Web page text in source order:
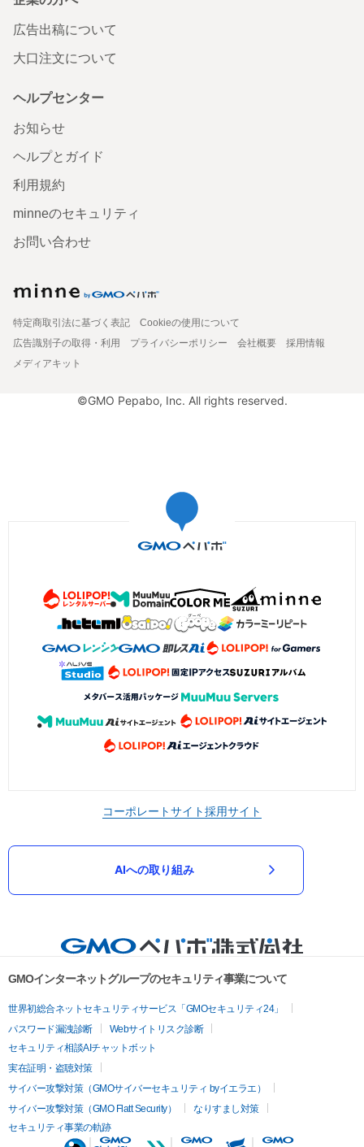
広告出稿について
大口注文について
ヘルプセンター
お知らせ
ヘルプとガイド
利用規約
minneのセキュリティ
お問い合わせ
特定商取引法に基づく表記
Cookieの使用について
広告識別子の取得・利用
プライバシーポリシー 会社概要
採用情報
メディアキット
©GMO Pepabo, Inc. All rights reserved.
コーポレートサイト採用サイト
AIへの取り組み
GMOインターネットグループのセキュリティ事業について
世界初総合ネットセキュリティサービス「GMOセキュリティ24」
パスワード漏洩診断
Webサイトリスク診断
セキュリティ相談AIチャットボット
実在証明・盗聴対策
サイバー攻撃対策（GMOサイバーセキュリティ byイエラエ）
サイバー攻撃対策（GMO Flatt Security）
なりすまし対策
セキュリティ事業の軌跡